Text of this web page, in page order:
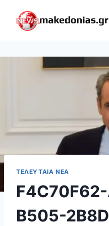
content
ΤΕΛΕΥΤΑΊΑ ΝΈΑ
B505-